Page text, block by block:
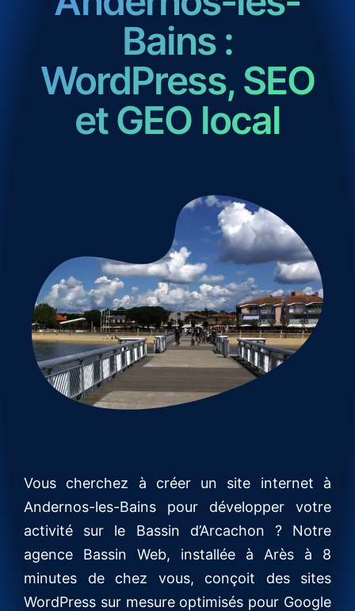
Bains :
WordPress, SEO
et GEO local
Vous cherchez à créer un site internet à
Andernos-les-Bains pour développer votre
activité sur le Bassin d’Arcachon ? Notre
agence Bassin Web, installée à Arès à 8
minutes de chez vous, conçoit des sites
WordPress sur mesure optimisés pour Google